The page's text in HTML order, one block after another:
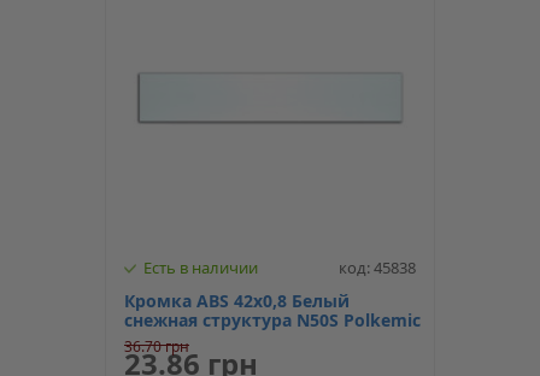
Есть в наличии код: 45838
Кромка ABS 42х0,8 Белый
снежная структура N50S Polkemic
36.70 грн
23.86 грн